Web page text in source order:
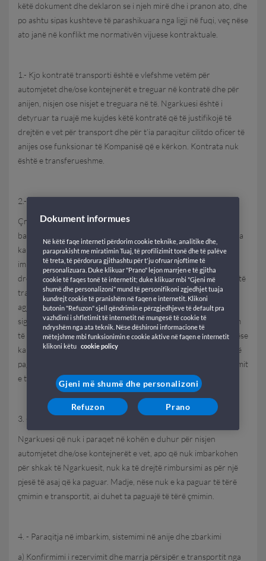
këtë dokument dhe deklaron se i njeh mirë dhe i pranon ato, dhe
po ashtu sipas kushteve të parashikuara nga ligji në fuqi, veç nëse
ato janë në konflikt me normativën vijuese kontraktuale.
1.- Kjo kontratë transporti është e vlefshme vetëm për
automjetet dhe/ose kontejnerët e treguar në kontratë dhe për
anijen, nisjen ose nisjet e treguara në të. Ngarkuesi është i
detyruar ta ruajë me kujdes këtë kontratë që të justifikojë të
drejtën e vet për transport dhe për t’ia paraqitur cilitdo oficer të
anijes ose funksionar të Kompanisë që e kërkon. Kontrata nuk
është e transferueshme.
2.- Çmimi i shërbimit
Çmimi i treguar në këtë kontratë është çmimi i përllogaritur në
bazë të tarifës në fuqi në datën e bërjes së kontratës. Kompania
ka të drejtë t’i rrisë tarifat para nisjes. Në atë rast, para
imbarkimit, Ngarkuesi duhet të paguajë diferencën ose ka të
drejtë ta zgjidhë kontratën dhe të marrë rimbursimin e çmimit të
transportit që nuk ka përfituar, me përjashtim të komisionit të
agjencisë. Çmimi i treguar në këtë kontratë nuk përfshin
sigurimin e ushqimit në anije, që në çdo rast mbetet në ngarkim
të shoferëve/shoqëruesve të automjeteve të imbarkuar, veç nëse
ka një marrëveshje tjetër specifike për këtë. Ngarkuesi duhet të
paguajë edhe të gjitha shpenzimet, taksat dhe tarifat e imbarkimit
e të zbarkimit, vulat etj.
3. - Kur nuk bëhet nisja
Ngarkuesi që nuk i paraqet në kohën e duhur për nisjen
automjetet dhe/ose kontejnerët e vet, apo që nuk imbarkohen
për shkak të Ngarkuesit, nuk ka të drejtë rimbursimi as për një
pjesë të asaj që ka paguar. Madje, nëse nuk e ka paguar të tërë
çmimin e transportit, ai duhet ta paguajë të tërë çmimin.
4. - Paraqitja në imbarkim, sistemimi në anije dhe zbarkimi
a) Konfirmimi i rezervimit dhe marrja përsipër e transportit nga
Dokument informues
Në këtë faqe interneti përdorim cookie teknike, analitike dhe,
paraprakisht me miratimin Tuaj, të profilizimit tonë dhe të palëve
të treta, të përdorura gjithashtu për t'ju ofruar njoftime të
personalizuara. Duke klikuar "Prano" lejon marrjen e të gjitha
cookie të faqes tonë të internetit; duke klikuar mbi "Gjeni më
shumë dhe personalizoni" mund të personifikoni zgjedhjet tuaja
kundrejt cookie të pranishëm në faqen e internetit. Klikoni
butonin "Refuzon" sjell qëndrimin e përzgjedhjeve të default pra
vazhdimi i shfletimit të internetit në mungesë të cookie të
ndryshëm nga ata teknik. Nëse dëshironi informacione të
mëtejshme mbi funksionimin e cookie aktive në faqen e internetit
klikoni këtu cookie policy
Gjeni më shumë dhe personalizoni
Refuzon Prano